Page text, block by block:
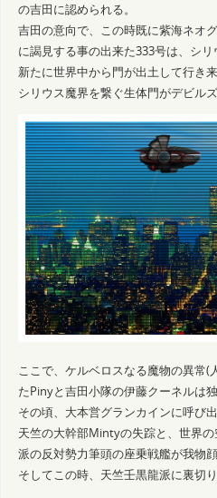
の吉田に認められる。
吉田の意向で、この時既に紫海ネオ
に謁見する事の出来た333号は、シリ
新たに世界中から門が出土して行き
シリウス魔界を繋ぐ生体門がデビル
ここで、ケルベロスなる魔物の異常(
たPinyと吉田小隊の伊藤クーネルは
その頃、大本営グランカインに呼び
天竺の大幹部Mintyの失踪と、世界
派の反対勢力筆頭の座乗戦艦が我物
そしてこの時、天竺壬黒龍派に裏切